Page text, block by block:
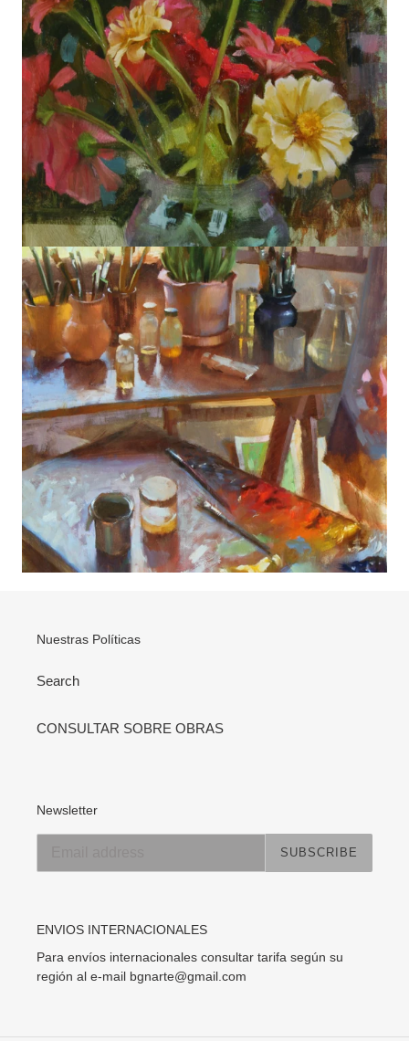
Nuestras Políticas
Search
CONSULTAR SOBRE OBRAS
Newsletter
SUBSCRIBE
ENVIOS INTERNACIONALES
Para envíos internacionales consultar tarifa según su
región al e-mail bgnarte@gmail.com